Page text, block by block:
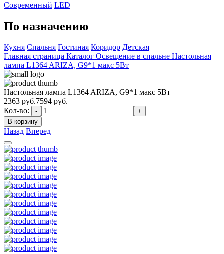
Современный LED
По назначению
Кухня Спальня Гостиная Коридор Детская
Главная страница Каталог Освещение в спальне Настольная
лампа L1364 ARIZA, G9*1 макс 5Вт
Настольная лампа L1364 ARIZA, G9*1 макс 5Вт
2363 руб.7594 руб.
Кол-во:
-
+
В корзину
Назад Вперед